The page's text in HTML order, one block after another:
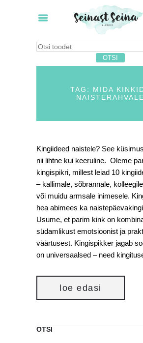
TAG: MIDA
NAISTERAHVALE
Kingiideed naistele? See
nii lihtne kui keeruline. Oleme
kingispikri, millest leiad 10
– kallimale, sõbrannale,
või muidu armsale inimesele.
hea abimees ka
Usume, et parim kink on
südamlikust emotsioonist ja
väärtusest. Kingispikker jagab
on universaalsed – need
loe edasi
OTSI